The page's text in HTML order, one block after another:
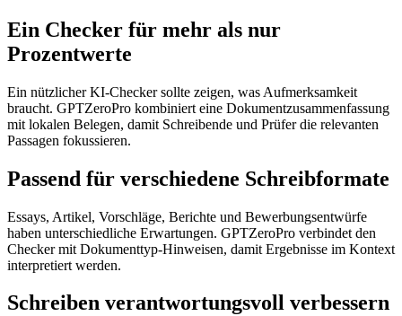
Ein Checker für mehr als nur
Prozentwerte
Ein nützlicher KI-Checker sollte zeigen, was Aufmerksamkeit
braucht. GPTZeroPro kombiniert eine Dokumentzusammenfassung
mit lokalen Belegen, damit Schreibende und Prüfer die relevanten
Passagen fokussieren.
Passend für verschiedene Schreibformate
Essays, Artikel, Vorschläge, Berichte und Bewerbungsentwürfe
haben unterschiedliche Erwartungen. GPTZeroPro verbindet den
Checker mit Dokumenttyp-Hinweisen, damit Ergebnisse im Kontext
interpretiert werden.
Schreiben verantwortungsvoll verbessern